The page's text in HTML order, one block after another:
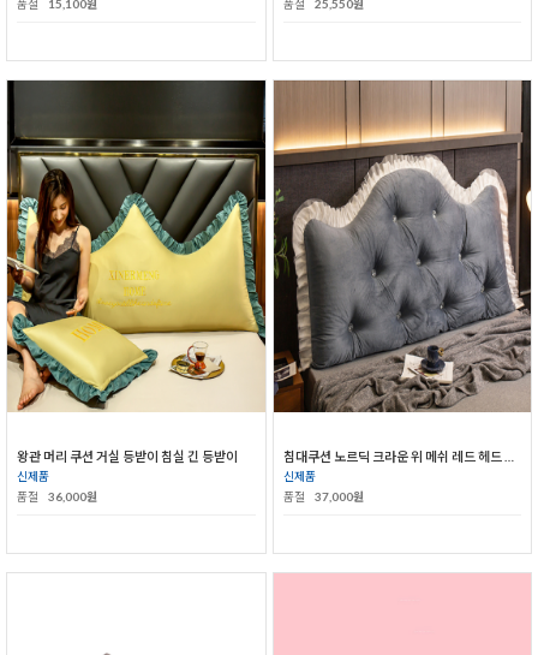
품절 15,100원 품절 25,550원
왕관 머리 쿠션 거실 등받이 침실 긴 등받이
신제품
품절
36,000원
신제품
품절
37,000원